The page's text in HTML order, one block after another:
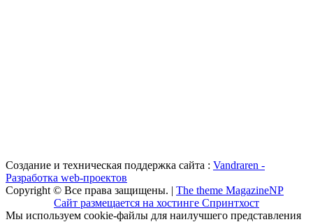
Создание и техническая поддержка сайта : Vandraren -
Разработка web-проектов
Copyright © Все права защищены. | The theme MagazineNP
Сайт размещается на хостинге Спринтхост
Мы используем cookie-файлы для наилучшего представления